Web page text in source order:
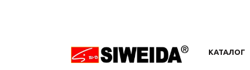
КАТАЛОГ